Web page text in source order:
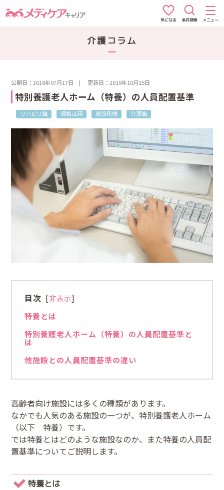
気になる 条件検索 メニュー
介護コラム
公開日：2018年07月17日 |更新日：2019年10月15日
特別養護老人ホーム（特養）の人員配置基準
リハビリ職 資格活用 施設形態 介護職
目次 [非表示]
特養とは
特別養護老人ホーム（特養）の人員配置基準と
は
他施設との人員配置基準の違い
高齢者向け施設には多くの種類があります。
なかでも人気のある施設の一つが、特別養護老人ホーム
（以下 特養）です。
では特養とはどのような施設なのか、また特養の人員配
置基準についてご説明します。
特養とは